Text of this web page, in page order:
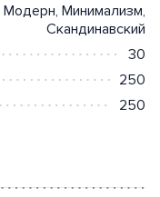
Модерн, Минимализм,
Скандинавский
30
250
250